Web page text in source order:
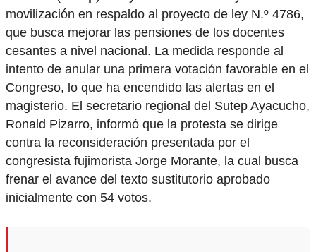
movilización en respaldo al proyecto de ley N.º 4786,
que busca mejorar las pensiones de los docentes
cesantes a nivel nacional. La medida responde al
intento de anular una primera votación favorable en el
Congreso, lo que ha encendido las alertas en el
magisterio. El secretario regional del Sutep Ayacucho,
Ronald Pizarro, informó que la protesta se dirige
contra la reconsideración presentada por el
congresista fujimorista Jorge Morante, la cual busca
frenar el avance del texto sustitutorio aprobado
inicialmente con 54 votos.